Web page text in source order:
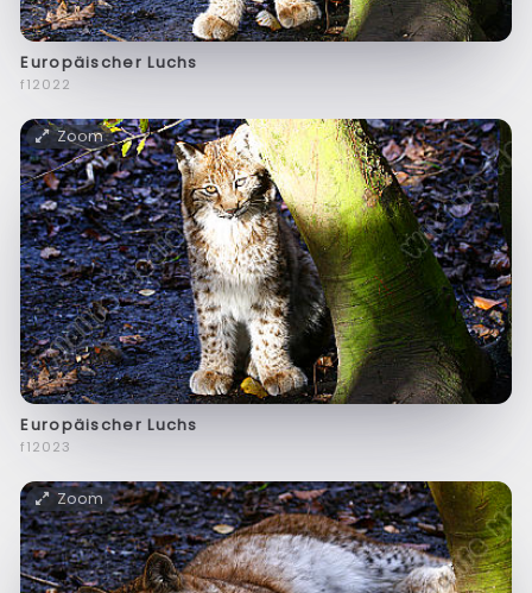
Europäischer Luchs
f12022
Zoom
Europäischer Luchs
f12023
Zoom